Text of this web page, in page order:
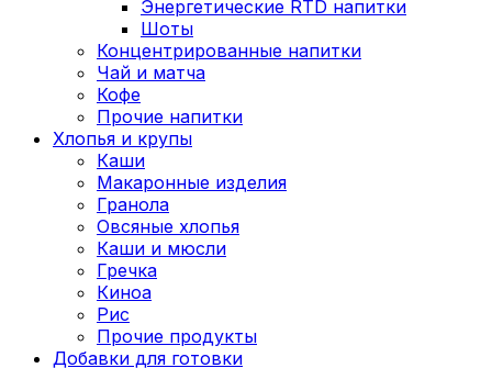
Энергетические RTD напитки
Шоты
Концентрированные напитки
Чай и матча
Кофе
Прочие напитки
Хлопья и крупы
Каши
Макаронные изделия
Гранола
Овсяные хлопья
Каши и мюсли
Гречка
Киноа
Рис
Прочие продукты
Добавки для готовки